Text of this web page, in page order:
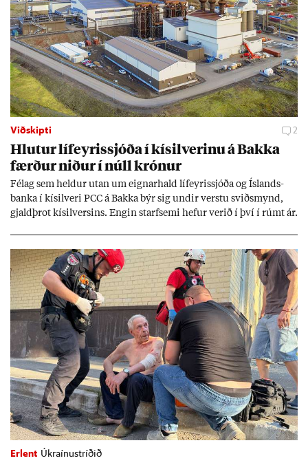
Viðskipti 2
Hlut­ur líf­eyr­is­sjóða í kís­il­ver­inu á Bakka
færð­ur nið­ur í núll krón­ur
Fé­lag sem held­ur ut­an um eign­ar­hald líf­eyr­is­sjóða og Ís­lands­
banka í kís­il­veri PCC á Bakka býr sig und­ir verstu sviðs­mynd,
gjald­þrot kís­il­vers­ins. Eng­in starf­semi hef­ur ver­ið í því í rúmt ár.
Erlent Úkraínustríðið